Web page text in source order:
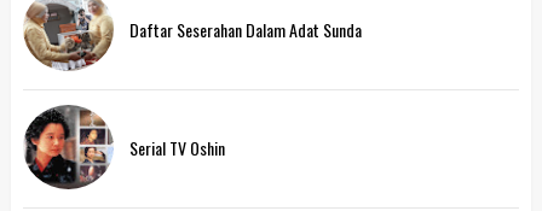
Daftar Seserahan Dalam Adat Sunda
Serial TV Oshin